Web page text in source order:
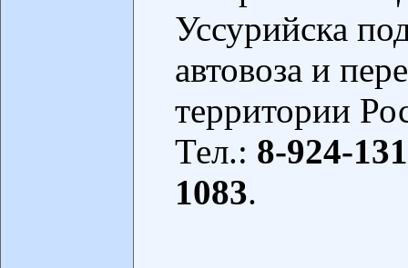
Уссурийска
автовоза и
территории
Тел.: 8-924-
1083.